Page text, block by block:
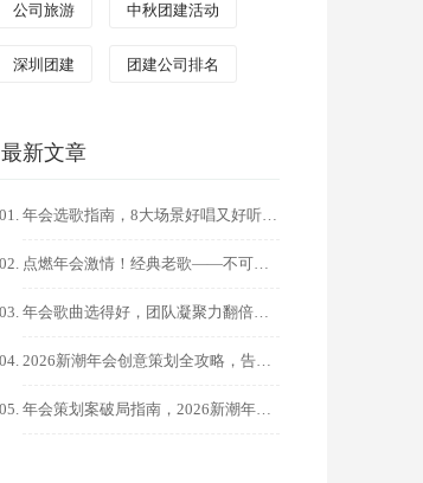
公司旅游 中秋团建活动
深圳团建 团建公司排名
最新文章
年会选歌指南，8大场景好唱又好听的金曲推荐，点燃全场氛围！
点燃年会激情！经典老歌——不可替代的气氛引擎！?
年会歌曲选得好，团队凝聚力翻倍！HR必藏100+金曲清单
2026新潮年会创意策划全攻略，告别千篇一律，点燃团队激情！
年会策划案破局指南，2026新潮年会创意，让00后员工直呼过 ...